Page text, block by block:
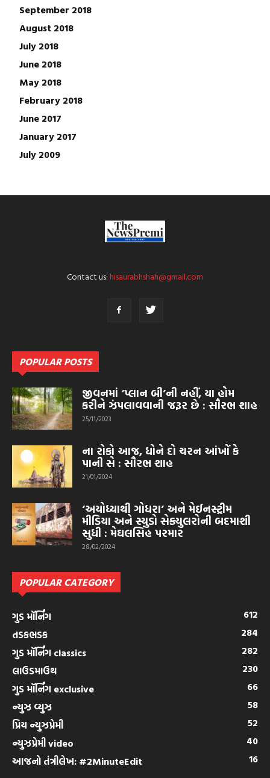
September 2018
August 2018
July 2018
June 2018
May 2018
February 2018
June 2017
January 2017
July 2009
Contact us:hisaurabhshah@gmail.com
POPULAR POSTS
જીવનમાં ‘પ્લાન બી’ની નહીં, યા હોમ
કરીને ઝંપલાવવાની જરૂર છે : સૌરભ શાહ
25/11/2023
ના રોકો આજ, ધોને દો ચરન આંખોં કે
પાની સે : સૌરભ શાહ
21/01/2024
‘અયોધ્યાથી ગોધરા’ અને મેઈનસ્ટ્રીમ
મીડિયા અને સ્યુડો સેક્યુલરોની બદમાશી
સુધી : મેઘલસિંહ પરમાર
28/02/2024
POPULAR CATEGORY
ગુડ મૉર્નિંગ
612
તડકભડક
284
ગુડ મૉર્નિંગ classics
282
લાઉડમાઉથ
230
ગુડ મૉર્નિંગ exclusive
66
ન્યુઝ વ્યુઝ
58
પ્રિય ન્યુઝપ્રેમી
52
ન્યુઝપ્રેમી video
40
આજનો તંત્રીલેખ: #2MinuteEdit
16